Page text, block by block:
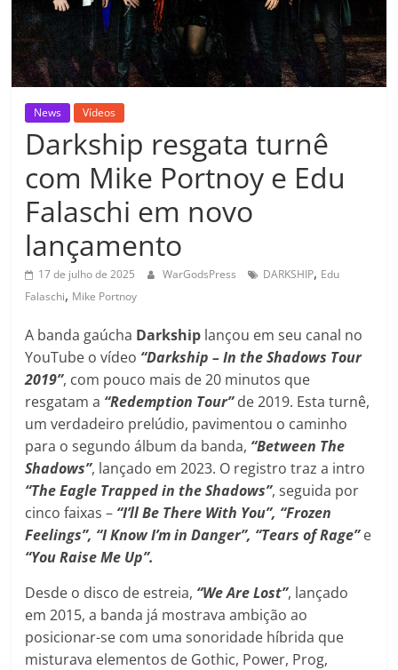
News Vídeos
Darkship resgata turnê
com Mike Portnoy e Edu
Falaschi em novo
lançamento
17 de julho de 2025 WarGodsPress DARKSHIP, Edu
Falaschi, Mike Portnoy
A banda gaúcha Darkship lançou em seu canal no
YouTube o vídeo “Darkship – In the Shadows Tour
2019”, com pouco mais de 20 minutos que
resgatam a “Redemption Tour”de 2019. Esta turnê,
um verdadeiro prelúdio, pavimentou o caminho
para o segundo álbum da banda, “Between The
Shadows”, lançado em 2023. O registro traz a intro
“The Eagle Trapped in the Shadows”, seguida por
cinco faixas – “I’ll Be There With You”, “Frozen
Feelings”, “I Know I’m in Danger”, “Tears of Rage”e
“You Raise Me Up”.
Desde o disco de estreia, “We Are Lost”, lançado
em 2015, a banda já mostrava ambição ao
posicionar-se com uma sonoridade híbrida que
misturava elementos de Gothic, Power, Prog,